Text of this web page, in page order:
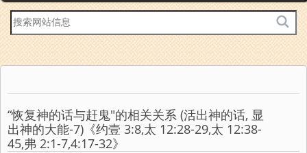
站
内
搜
索
“恢复神的话与赶鬼"的相关关系 (活出神的话, 显
出神的大能-7)《约壹 3:8,太 12:28-29,太 12:38-
45,弗 2:1-7,4:17-32》